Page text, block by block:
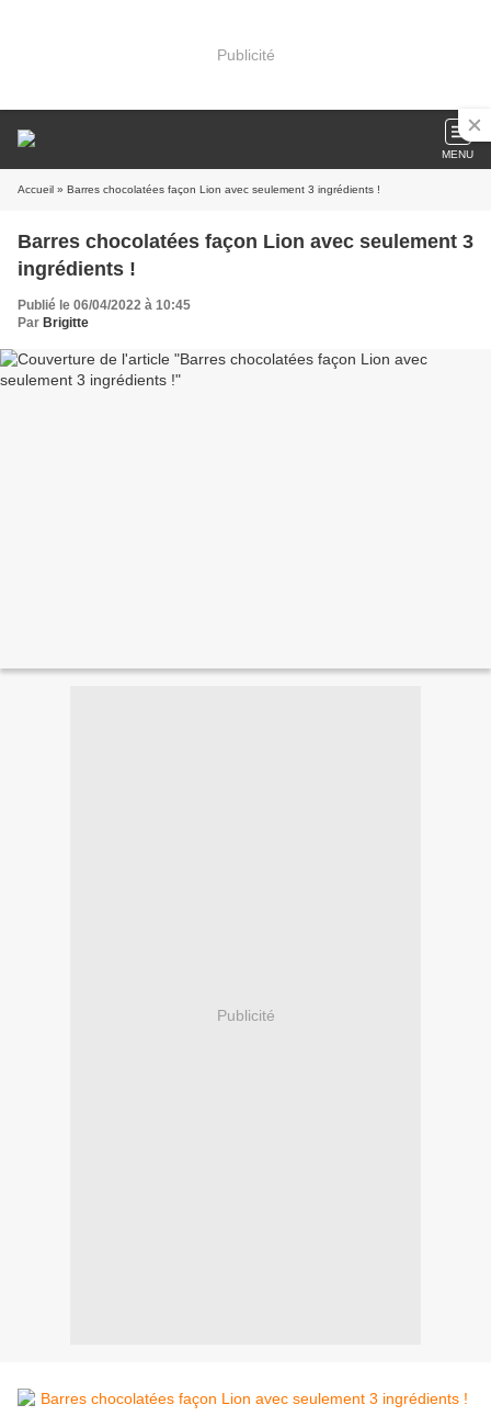
Publicité
MENU
Accueil » Barres chocolatées façon Lion avec seulement 3 ingrédients !
Barres chocolatées façon Lion avec seulement 3
ingrédients !
Publié le 06/04/2022 à 10:45
Par Brigitte
Publicité